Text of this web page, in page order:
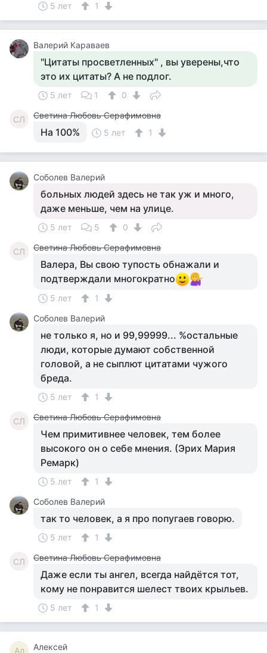
5 лет 1
Валерий Караваев
"Цитаты просветленных" , вы уверены,что
это их цитаты? А не подлог.
5 лет 1 0
СЛ Светина Любовь Серафимовна
На 100% 5 лет 1
Соболев Валерий
больных людей здесь не так уж и много,
даже меньше, чем на улице.
5 лет 5 0
СЛ Светина Любовь Серафимовна
Валера, Вы свою тупость обнажали и
подтверждали многократно
5 лет
1
Соболев Валерий
не только я, но и 99,99999... %остальные
люди, которые думают собственной
головой, а не сыплют цитатами чужого
бреда.
5 лет 1
СЛ Светина Любовь Серафимовна
Чем примитивнее человек, тем более
высокого он о себе мнения. (Эрих Мария
Ремарк)
5 лет
1
Соболев Валерий
так то человек, а я про попугаев говорю.
5 лет 1
СЛ Светина Любовь Серафимовна
Даже если ты ангел, всегда найдётся тот,
кому не понравится шелест твоих крыльев.
5 лет 1
Ал Алексей